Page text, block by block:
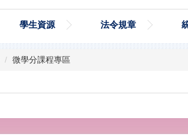
學生資源 法令規章
微學分課程專區